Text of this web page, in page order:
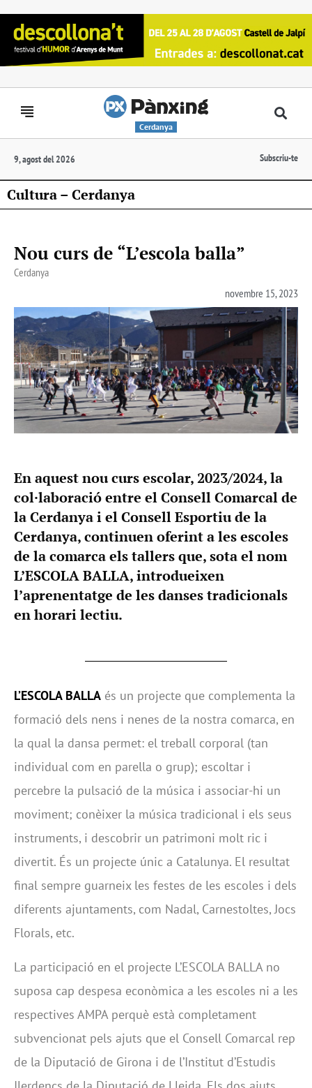
Cerdanya
9, agost del 2026 Subscriu-te
Cultura – Cerdanya
Nou curs de “L’escola balla”
Cerdanya
novembre 15, 2023
En aquest nou curs escolar, 2023/2024, la
col·laboració entre el Consell Comarcal de
la Cerdanya i el Consell Esportiu de la
Cerdanya, continuen oferint a les escoles
de la comarca els tallers que, sota el nom
L’ESCOLA BALLA, introdueixen
l’aprenentatge de les danses tradicionals
en horari lectiu.
L’ESCOLA BALLA és un projecte que complementa la
formació dels nens i nenes de la nostra comarca, en
la qual la dansa permet: el treball corporal (tan
individual com en parella o grup); escoltar i
percebre la pulsació de la música i associar-hi un
moviment; conèixer la música tradicional i els seus
instruments, i descobrir un patrimoni molt ric i
divertit. És un projecte únic a Catalunya. El resultat
final sempre guarneix les festes de les escoles i dels
diferents ajuntaments, com Nadal, Carnestoltes, Jocs
Florals, etc.
La participació en el projecte L’ESCOLA BALLA no
suposa cap despesa econòmica a les escoles ni a les
respectives AMPA perquè està completament
subvencionat pels ajuts que el Consell Comarcal rep
de la Diputació de Girona i de l’Institut d’Estudis